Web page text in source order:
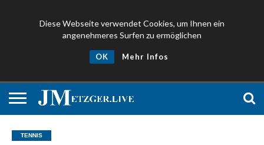
Diese Webseite verwendet Cookies, um Ihnen ein
angenehmeres Surfen zu ermöglichen
OK Mehr Infos
TENNIS